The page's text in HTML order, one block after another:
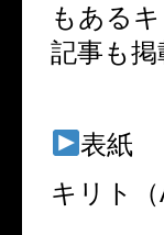
もある
記事も掲
表紙
キリト（